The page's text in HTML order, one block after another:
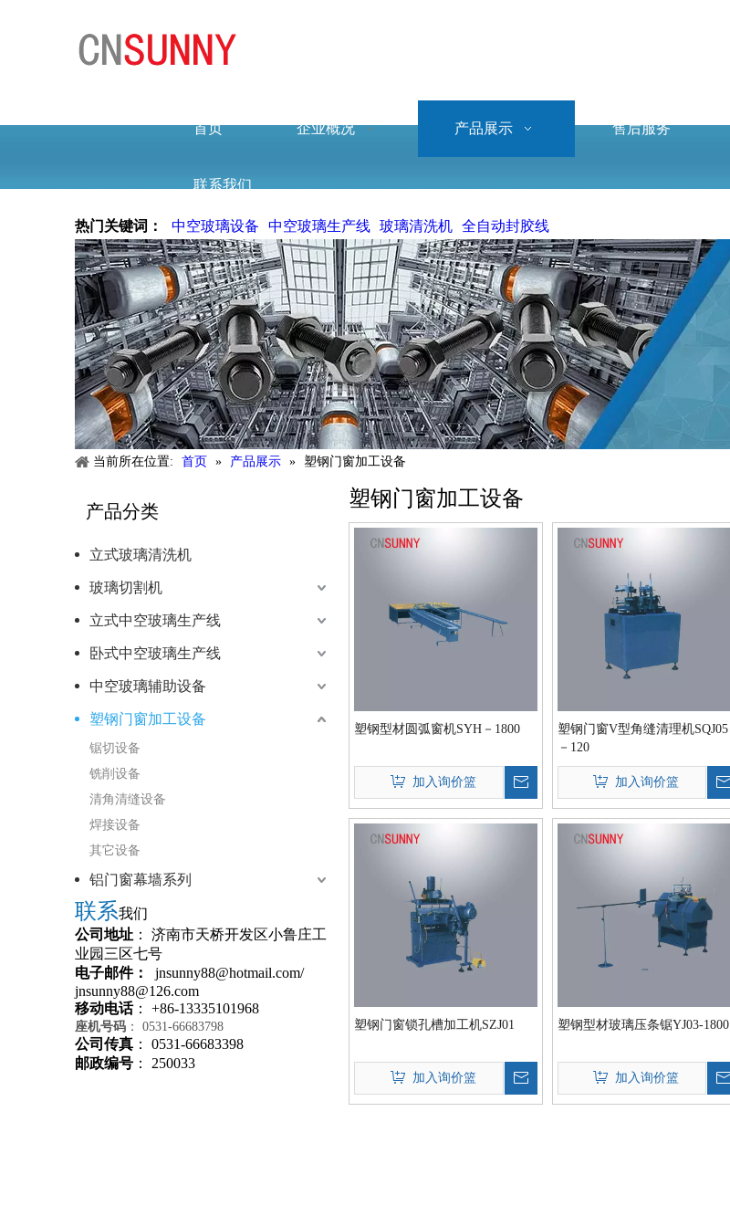
首页 企业概况 产品展示 售后服务
联系我们
热门关键词： 中空玻璃设备 中空玻璃生产线 玻璃清洗机 全自动封胶线
当前所在位置: 首页 » 产品展示 » 塑钢门窗加工设备
产品分类
立式玻璃清洗机
玻璃切割机
立式中空玻璃生产线
卧式中空玻璃生产线
中空玻璃辅助设备
塑钢门窗加工设备
锯切设备
铣削设备
清角清缝设备
焊接设备
其它设备
铝门窗幕墙系列
联系我们
公司地址 ： 济南市天桥开发区小鲁庄工
业园三区七号
电子邮件：
jnsunny88@hotmail.com/
jnsunny88@126.com
移动电话： +86-13335101968
座机号码 ： 0531-66683798
公司传真 ： 0531-66683398
邮政编号 ： 250033
塑钢门窗加工设备
塑钢型材圆弧窗机SYH－1800
加入询价篮
塑钢门窗V型角缝清理机SQJ05
－120
加入询价篮
塑钢门窗锁孔槽加工机SZJ01
加入询价篮
塑钢型材玻璃压条锯YJ03-1800
加入询价篮